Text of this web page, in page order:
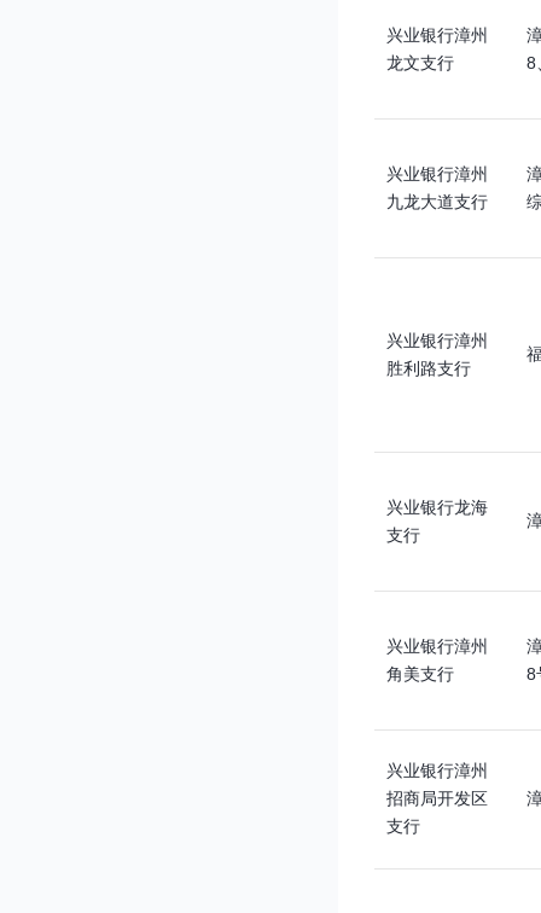
兴业银行漳州
龙文支行
8
兴业银行漳州
九龙大道支行
兴业银行漳州
胜利路支行
兴业银行龙海
支行
兴业银行漳州
角美支行
8
兴业银行漳州
招商局开发区
支行